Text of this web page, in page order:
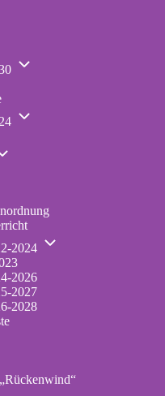
Unternavigation
2030
Unternavigation
2024
Unternavigation
2026
2027
2028